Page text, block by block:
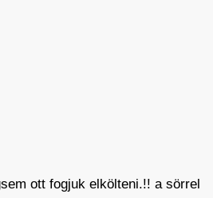
ott fogjuk elkölteni.!! a sörrel